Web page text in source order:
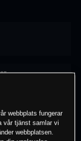
i detta
webbplats fungerar
vår tjänst samlar vi
webbplatsen.